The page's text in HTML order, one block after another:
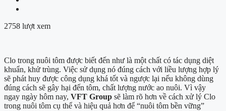
2758 lượt xem
Clo trong nuôi tôm được biết đến như là một chất có tác dụng diệt
khuẩn, khử trùng. Việc sử dụng nó đúng cách với liều lượng hợp lý
sẽ phát huy được công dụng khá tốt và ngược lại nếu không dùng
đúng cách sẽ gây hại đến tôm, chất lượng nước ao nuôi. Vì vậy
ngay ngày hôm nay, VFT Group sẽ làm rõ hơn về cách xử lý Clo
trong nuôi tôm cụ thể và hiệu quả hơn để “nuôi tôm bền vững”